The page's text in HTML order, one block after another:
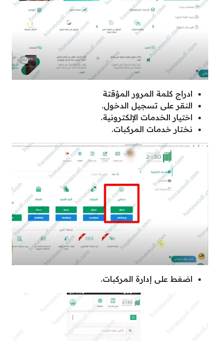
ادراج كلمة المرور المؤقتة
النقر على تسجيل الدخول.
اختيار الخدمات الإلكترونية.
نختار خدمات المركبات.
اضغط على إدارة المركبات.